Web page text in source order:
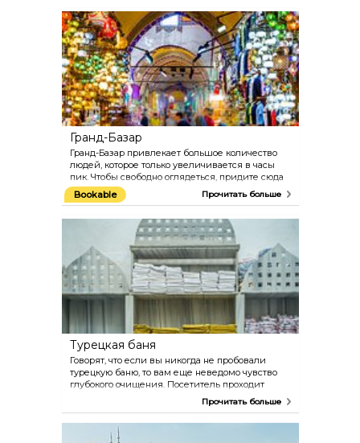
Гранд-Базар
Гранд-Базар привлекает большое количество
людей, которое только увеличивается в часы
пик. Чтобы свободно оглядеться, придите сюда
рано утром, и, за чашечкой кофе, понаблюдайте
за тем, как базар медленно оживает. В продаже
специи, и многое другое. Базар - это целый мир,
в котором легко, но приятно затеряться.
Bookable Прочитать больше
Турецкая баня
Говорят, что если вы никогда не пробовали
турецкую баню, то вам еще неведомо чувство
глубокого очищения. Посетитель проходит
через несколько парных и, под конец,
приглашается к массажному столу. Мужчины и
женщины парятся отдельно (для туристов в
определенные часы могут делаться
Прочитать больше